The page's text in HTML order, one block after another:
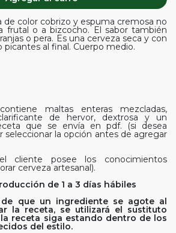
de color cobrizo y espuma cremosa no
frutal o a bizcocho. El sabor también
o pera. Es una cerveza seca y con
picantes al final. Cuerpo medio.
maltas enteras mezcladas,
de hervor, dextrosa y un
que se envía en pdf. (si desea
seleccionar la opción antes de agregar
cliente posee los conocimientos
cerveza artesanal).
de 1 a 3 días hábiles
que un ingrediente se agote al
la receta, se utilizará el sustituto
receta siga estando dentro de los
del estilo.